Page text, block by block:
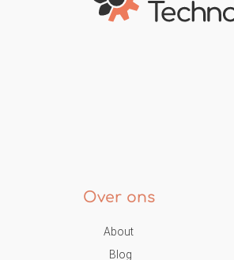
Over ons
About
Blog